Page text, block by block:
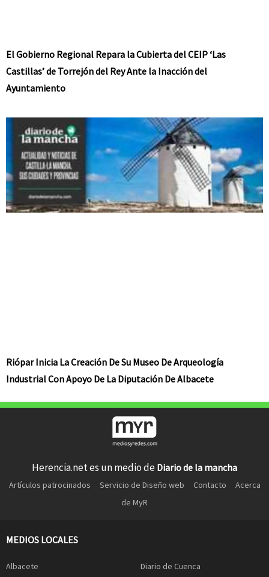
El Gobierno Regional Repara la Cubierta del CEIP ‘Las
Castillas’ de Torrejón del Rey Ante la Inacción del
Ayuntamiento
Riópar Inicia La Creación De Su Museo De Arqueología
Industrial Con Apoyo De La Diputación De Albacete
Herencia.net es un medio de Diario de la mancha
Artículos patrocinados Servicio de Diseño web Contacto
Acerca
de MyR
MEDIOS LOCALES
Albacete Diario de Cuenca